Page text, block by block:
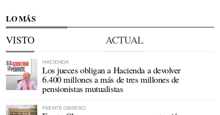
LO MÁS
VISTO ACTUAL
HACIENDA
Los jueces obligan a Hacienda a devolver
6.400 millones a más de tres millones de
pensionistas mutualistas
FRENTE OBRERO